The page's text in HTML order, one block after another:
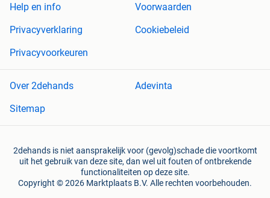
Help en info
Voorwaarden
Privacyverklaring
Cookiebeleid
Privacyvoorkeuren
Over 2dehands
Adevinta
Sitemap
2dehands is niet aansprakelijk voor (gevolg)schade die voortkomt
uit het gebruik van deze site, dan wel uit fouten of ontbrekende
functionaliteiten op deze site.
Copyright © 2026 Marktplaats B.V. Alle rechten voorbehouden.